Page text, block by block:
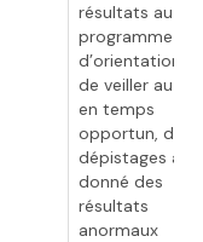
résultats au
programme
d’orientation,
de veiller au
en temps
opportun, des
dépistages
donné des
résultats
anormaux